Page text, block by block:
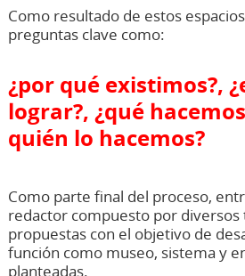
Como resultado de estos
preguntas clave como:
¿por qué existimos?,
lograr?, ¿qué
quién lo hacemos?
Como parte final del proceso,
redactor compuesto por
propuestas con el objetivo de
función como museo, sistema y
planteadas.​